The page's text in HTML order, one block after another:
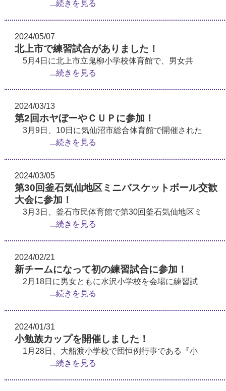
...続きを見る
2024/05/07
北上市で練習試合がありました！
5月4日に北上市立鬼柳小学校体育館で、男女共
...続きを見る
2024/03/13
第2回ホヤぼーやＣＵＰに参加！
3月9日、10日に気仙沼市総合体育館で開催された
...続きを見る
2024/03/05
第30回釜石気仙地区ミニバスケットボール交歓
大会に参加！
3月3日、釜石市民体育館で第30回釜石気仙地区ミ
...続きを見る
2024/02/21
新チームになって初の練習試合に参加！
2月18日に男女ともに水沢小学校を会場に練習試
...続きを見る
2024/01/31
小勉族カップを開催しました！
1月28日、大船渡小学校で団恒例行事である『小
...続きを見る